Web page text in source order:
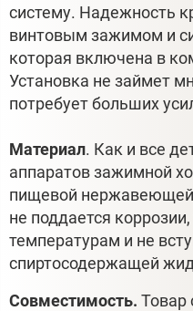
систему. Надежность
винтовым зажимом и
которая включена в
Установка не займет
потребует больших
Материал . Как и все
аппаратов зажимной
пищевой нержавеющей
не поддается
температурам и не
спиртосодержащей
Совместимость. Товар